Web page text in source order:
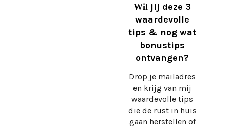
Wil jij deze 3
waardevolle
tips & nog wat
bonustips
ontvangen?
Drop je mailadres
en krijg van mij
waardevolle tips
die de rust in huis
gaan herstellen of